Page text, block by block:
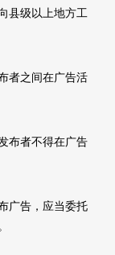
县级以上地方工
之间在广告活
者不得在广告
告，应当委托